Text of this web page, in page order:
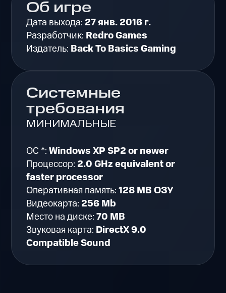
Об игре
Дата выхода: 27 янв. 2016 г.
Разработчик: Redro Games
Издатель: Back To Basics Gaming
Системные
требования
МИНИМАЛЬНЫЕ
ОС *:Windows XP SP2 or newer
Процессор: 2.0 GHz equivalent or
faster processor
Оперативная память:128 MB ОЗУ
Видеокарта: 256 Mb
Место на диске:70 MB
Звуковая карта: DirectX 9.0
Compatible Sound